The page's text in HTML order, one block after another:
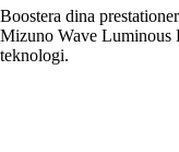
Boostera dina
Mizuno Wave Luminous
teknologi.